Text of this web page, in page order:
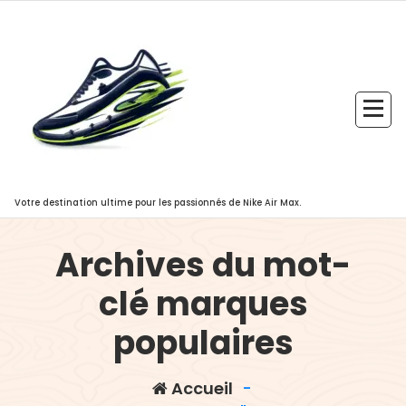
Votre destination ultime pour les passionnés de Nike Air Max.
Archives du mot-
clé marques
populaires
Accueil -
baskets femme
, calendrier officiel des soldes